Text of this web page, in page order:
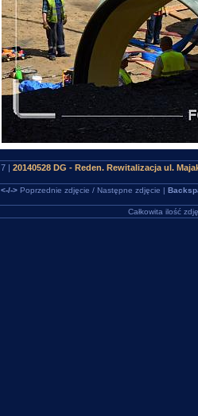
7 | 20140528 DG - Reden. Rewitalizacja ul.
<-/->Poprzednie zdjęcie / Następne zdjęcie |
Całkowita ilość